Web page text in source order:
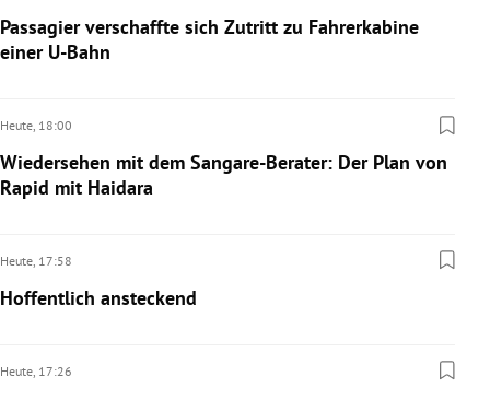
Passagier verschaffte sich Zutritt zu Fahrerkabine
einer U-Bahn
Heute, 18:00
Wiedersehen mit dem Sangare-Berater: Der Plan von
Rapid mit Haidara
Heute, 17:58
Hoffentlich ansteckend
Heute, 17:26